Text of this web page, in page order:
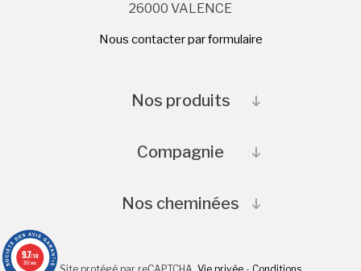
26000 VALENCE
Nous contacter par formulaire
Nos produits
Compagnie
Nos cheminées
9.7/10
292 avis